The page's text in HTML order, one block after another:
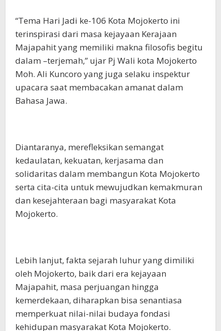
“Tema Hari Jadi ke-106 Kota Mojokerto ini
terinspirasi dari masa kejayaan Kerajaan
Majapahit yang memiliki makna filosofis begitu
dalam –terjemah,” ujar Pj Wali kota Mojokerto
Moh. Ali Kuncoro yang juga selaku inspektur
upacara saat membacakan amanat dalam
Bahasa Jawa.
Diantaranya, merefleksikan semangat
kedaulatan, kekuatan, kerjasama dan
solidaritas dalam membangun Kota Mojokerto
serta cita-cita untuk mewujudkan kemakmuran
dan kesejahteraan bagi masyarakat Kota
Mojokerto.
Lebih lanjut, fakta sejarah luhur yang dimiliki
oleh Mojokerto, baik dari era kejayaan
Majapahit, masa perjuangan hingga
kemerdekaan, diharapkan bisa senantiasa
memperkuat nilai-nilai budaya fondasi
kehidupan masyarakat Kota Mojokerto.